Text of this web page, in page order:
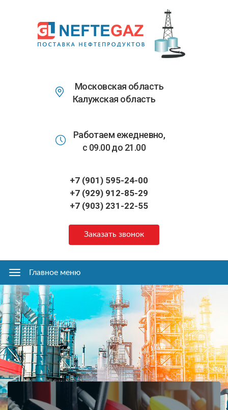
основному
содержанию
Московская область
Калужская область
Работаем ежедневно,
с 09.00 до 21.00
+7 (901) 595-24-00
+7 (929) 912-85-29
+7 (903) 231-22-55
Заказать звонок
Главное
меню
Главное меню